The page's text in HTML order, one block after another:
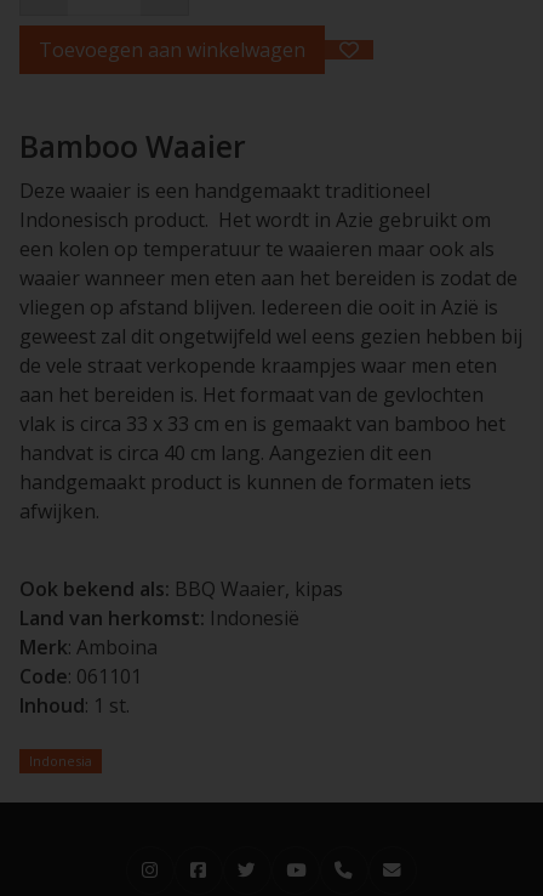
Toevoegen aan winkelwagen
Bamboo Waaier
Deze waaier is een handgemaakt traditioneel
Indonesisch product. Het wordt in Azie gebruikt om
een kolen op temperatuur te waaieren maar ook als
waaier wanneer men eten aan het bereiden is zodat de
vliegen op afstand blijven. Iedereen die ooit in Azië is
geweest zal dit ongetwijfeld wel eens gezien hebben bij
de vele straat verkopende kraampjes waar men eten
aan het bereiden is. Het formaat van de gevlochten
vlak is circa 33 x 33 cm en is gemaakt van bamboo het
handvat is circa 40 cm lang. Aangezien dit een
handgemaakt product is kunnen de formaten iets
afwijken.
Ook bekend als: BBQ Waaier, kipas
Land van herkomst: Indonesië
Merk: Amboina
Code: 061101
Inhoud: 1 st.
Indonesia